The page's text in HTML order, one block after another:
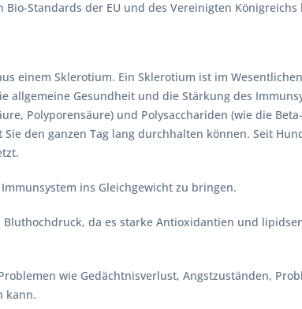
Standards der EU und des Vereinigten
einem Sklerotium. Ein Sklerotium ist im
Gesundheit und die Stärkung des
Polyporensäure) und Polysacchariden (wie die
den ganzen Tag lang durchhalten können. Seit
ins Gleichgewicht zu bringen.
da es starke Antioxidantien und
wie Gedächtnisverlust, Angstzuständen,
kann.